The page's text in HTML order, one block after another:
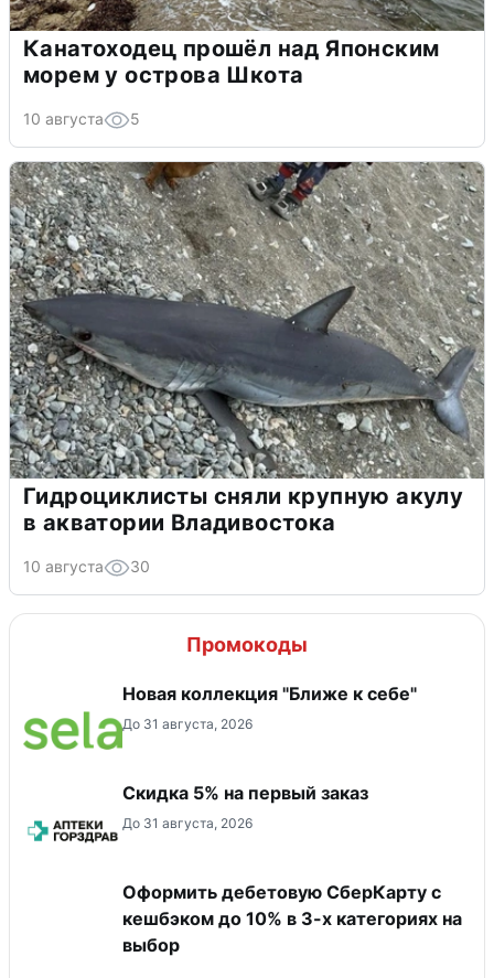
Канатоходец прошёл над Японским
морем у острова Шкота
10 августа 5
Гидроциклисты сняли крупную акулу
в акватории Владивостока
10 августа 30
Промокоды
Новая коллекция "Ближе к себе"
До 31 августа, 2026
Скидка 5% на первый заказ
До 31 августа, 2026
Оформить дебетовую СберКарту с
кешбэком до 10% в 3-х категориях на
выбор